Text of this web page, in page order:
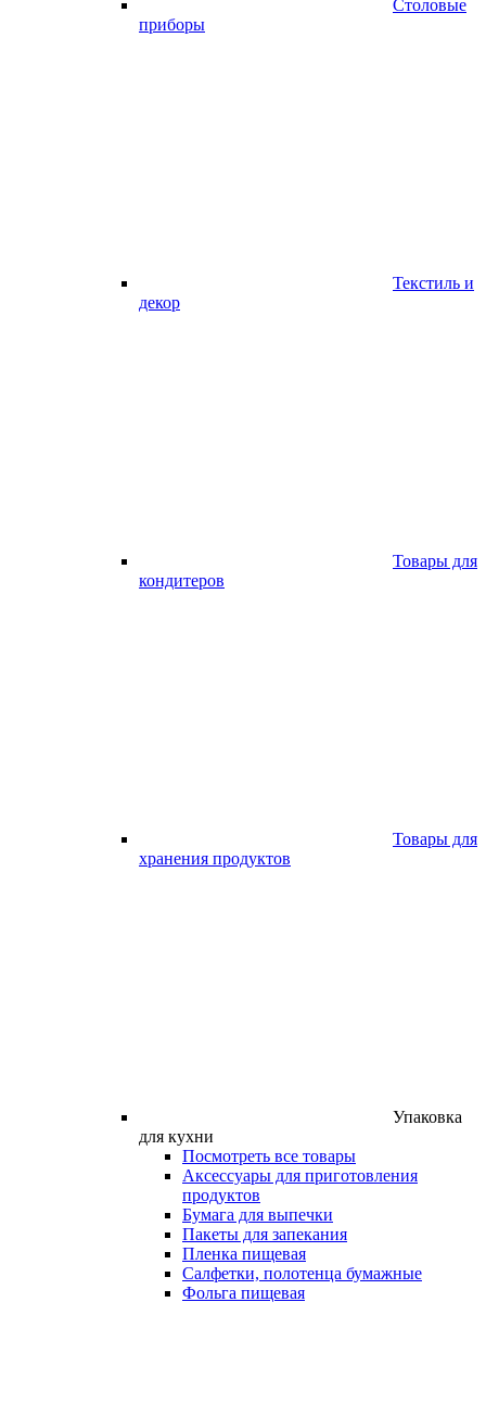
Столовые
приборы
Текстиль и
декор
Товары для
кондитеров
Товары для
хранения продуктов
Упаковка
для кухни
Посмотреть все товары
Аксессуары для приготовления
продуктов
Бумага для выпечки
Пакеты для запекания
Пленка пищевая
Салфетки, полотенца бумажные
Фольга пищевая